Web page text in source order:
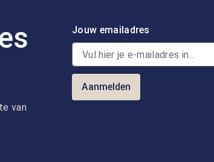
van
Jouw emailadres
Aanmelden